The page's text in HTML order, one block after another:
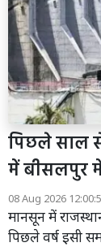
पिछले साल
में बीसलपुर
08 Aug 2026
मानसून में
पिछले वर्ष इसी